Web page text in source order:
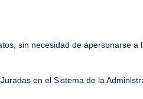
sin necesidad de apersonarse a
en el Sistema de la